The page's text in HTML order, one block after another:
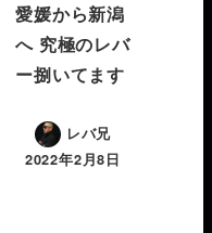
愛媛から新潟
へ️ 究極のレバ
ー捌いてます
レバ兄
2022年2月8日